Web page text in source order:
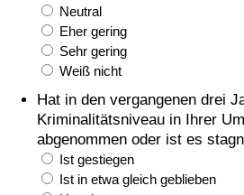
Neutral
Eher gering
Sehr gering
Weiß nicht
Hat in den vergangenen drei
Kriminalitätsniveau in Ihrer
abgenommen oder ist es
Ist gestiegen
Ist in etwa gleich geblieben
in Akaba
Kriminalität
Kriminalitäts-Index (aktuell)
Kriminalitäts-Index
Kriminalitätsindex nach Land